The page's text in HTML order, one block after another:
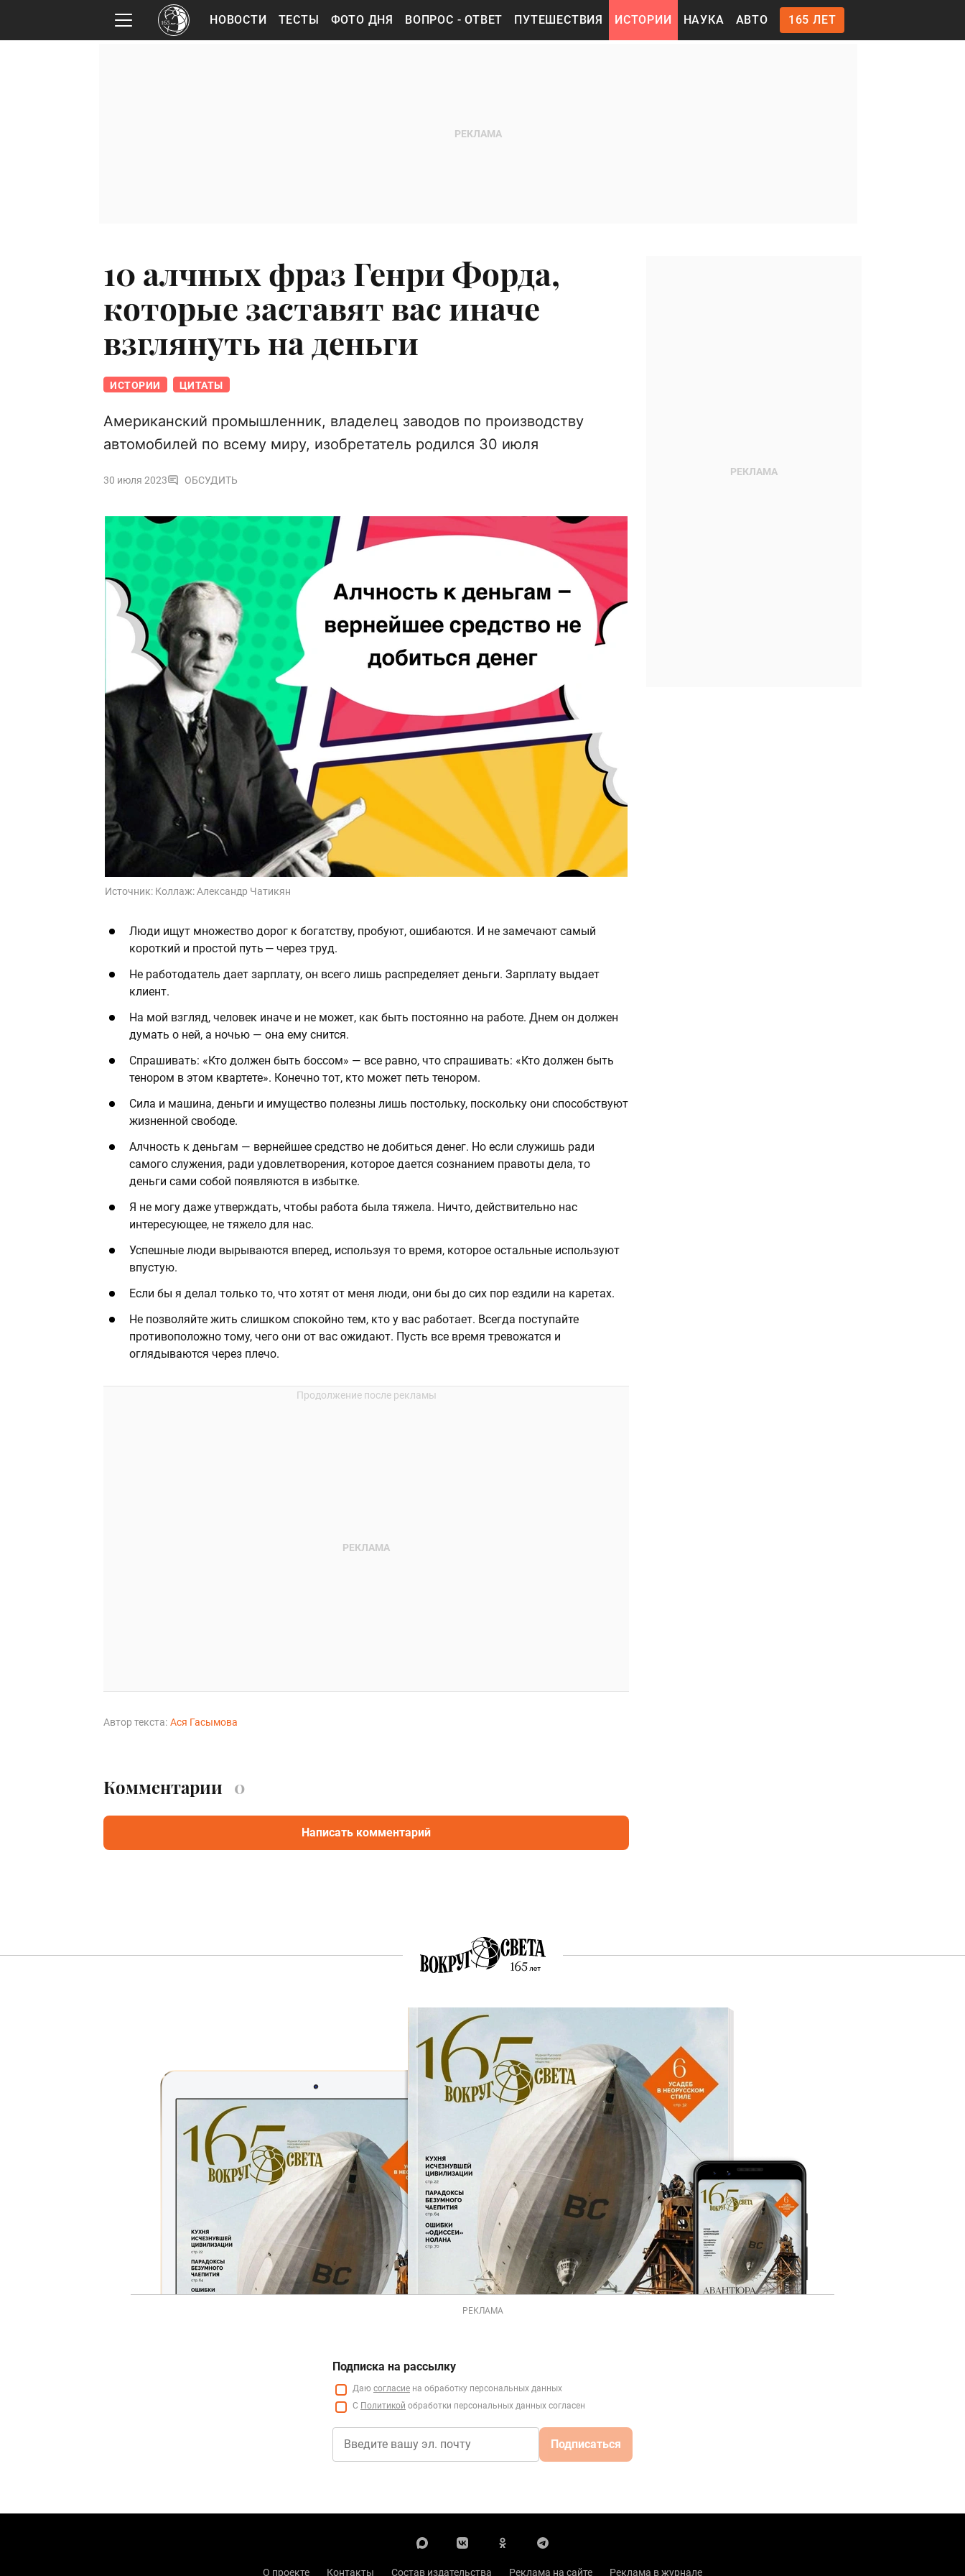
НОВОСТИ ТЕСТЫ ФОТО ДНЯ ВОПРОС - ОТВЕТ ПУТЕШЕСТВИЯ ИСТОРИИ НАУКА АВТО 165 ЛЕТ
10 алчных фраз Генри Форда,
которые заставят вас иначе
взглянуть на деньги
ИСТОРИИ ЦИТАТЫ
Американский промышленник, владелец заводов по производству
автомобилей по всему миру, изобретатель родился 30 июля
30 июля 2023 ОБСУДИТЬ
Источник: Коллаж: Александр Чатикян
Люди ищут множество дорог к богатству, пробуют, ошибаются. И не замечают самый
короткий и простой путь — через труд.
Не работодатель дает зарплату, он всего лишь распределяет деньги. Зарплату выдает
клиент.
На мой взгляд, человек иначе и не может, как быть постоянно на работе. Днем он должен
думать о ней, а ночью — она ему снится.
Спрашивать: «Кто должен быть боссом» — все равно, что спрашивать: «Кто должен быть
тенором в этом квартете». Конечно тот, кто может петь тенором.
Сила и машина, деньги и имущество полезны лишь постольку, поскольку они способствуют
жизненной свободе.
Алчность к деньгам — вернейшее средство не добиться денег. Но если служишь ради
самого служения, ради удовлетворения, которое дается сознанием правоты дела, то
деньги сами собой появляются в избытке.
Я не могу даже утверждать, чтобы работа была тяжела. Ничто, действительно нас
интересующее, не тяжело для нас.
Успешные люди вырываются вперед, используя то время, которое остальные используют
впустую.
Если бы я делал только то, что хотят от меня люди, они бы до сих пор ездили на каретах.
Не позволяйте жить слишком спокойно тем, кто у вас работает. Всегда поступайте
противоположно тому, чего они от вас ожидают. Пусть все время тревожатся и
оглядываются через плечо.
Автор текста: Ася Гасымова
Комментарии 0
Написать комментарий
РЕКЛАМА
Подписка на рассылку
Даю согласие на обработку персональных данных
С Политикой обработки персональных данных согласен
Подписаться
О проекте Контакты Состав издательства Реклама на сайте Реклама в журнале